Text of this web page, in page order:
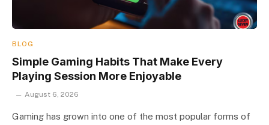
BLOG
Simple Gaming Habits That Make Every
Playing Session More Enjoyable
August 6, 2026
Gaming has grown into one of the most popular forms of